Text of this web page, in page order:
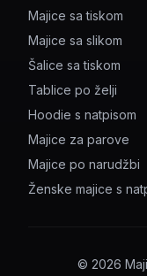
Majice sa tiskom
Majice sa slikom
Šalice sa tiskom
Tablice po želji
Hoodie s natpisom
Majice za parove
Majice po narudžbi
Ženske majice s
© 2026